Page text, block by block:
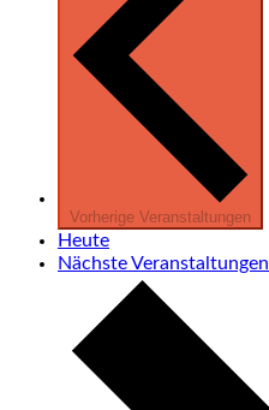
Vorherige Veranstaltungen
Heute
NächsteVeranstaltungen